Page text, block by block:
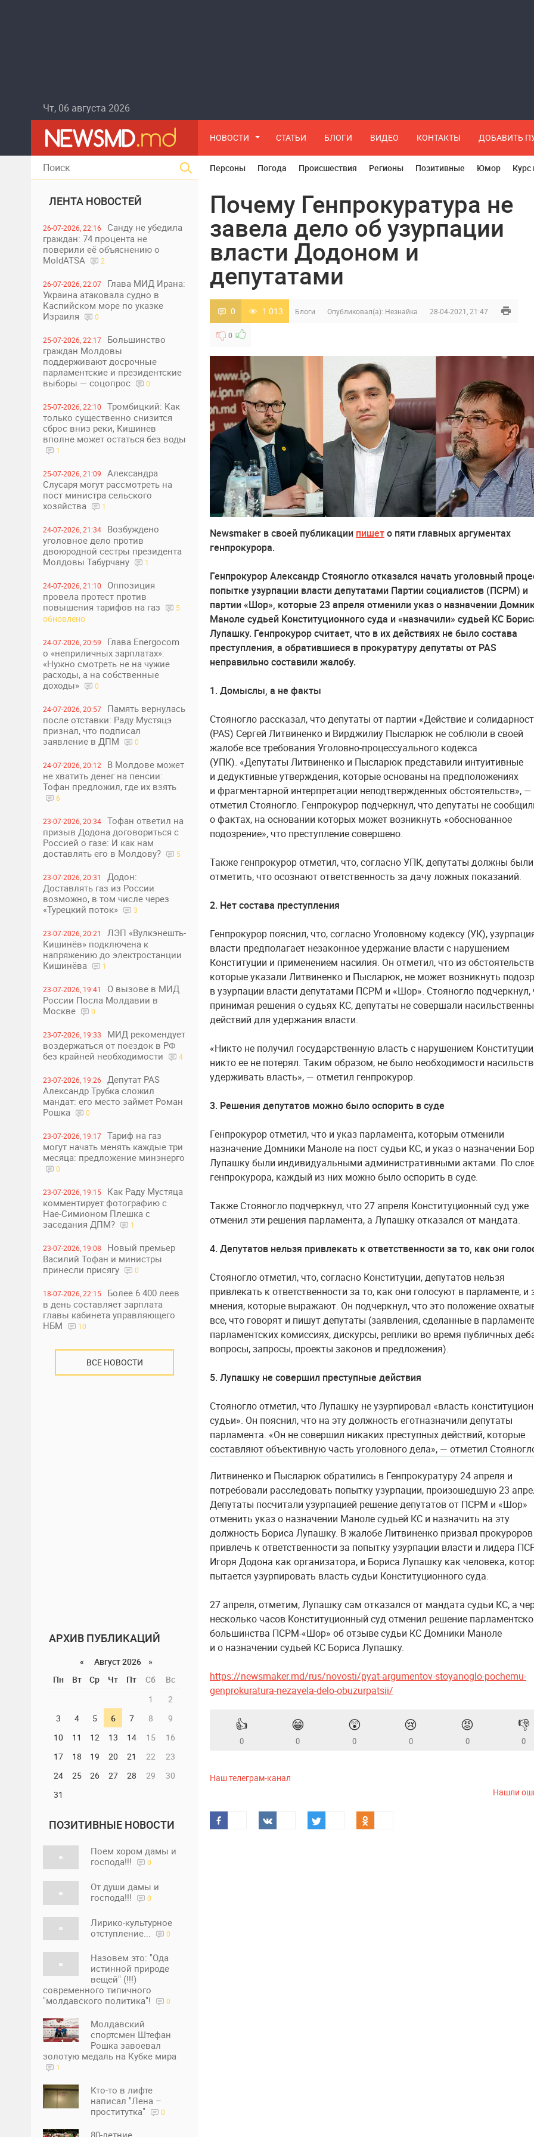
Чт, 06 августа 2026
НОВОСТИ СТАТЬИ БЛОГИ ВИДЕО КОНТАКТЫ ДОБАВИТЬ
ЛЕНТА НОВОСТЕЙ
26-07-2026, 22:16
Санду не убедила
граждан: 74 процента не
поверили её объяснению о
MoldATSA
2
26-07-2026, 22:07
Глава МИД Ирана:
Украина атаковала судно в
Каспийском море по указке
Израиля
0
25-07-2026, 22:17
Большинство
граждан Молдовы
поддерживают досрочные
парламентские и президентские
выборы — соцопрос
0
25-07-2026, 22:10
Тромбицкий: Как
только существенно снизится
сброс вниз реки, Кишинев
вполне может остаться без воды
1
25-07-2026, 21:09
Александра
Слусаря могут рассмотреть на
пост министра сельского
хозяйства
1
24-07-2026, 21:34
Возбуждено
уголовное дело против
двоюродной сестры президента
Молдовы Табурчану
1
24-07-2026, 21:10
Оппозиция
провела протест против
повышения тарифов на газ
5
обновлено
24-07-2026, 20:59
Глава Energocom
о «неприличных зарплатах»:
«Нужно смотреть не на чужие
расходы, а на собственные
доходы»
0
24-07-2026, 20:57
Память вернулась
после отставки: Раду Мустяцэ
признал, что подписал
заявление в ДПМ
0
24-07-2026, 20:12
В Молдове может
не хватить денег на пенсии:
Тофан предложил, где их взять
6
23-07-2026, 20:34
Тофан ответил на
призыв Додона договориться с
Россией о газе: И как нам
доставлять его в Молдову?
5
23-07-2026, 20:31
Додон:
Доставлять газ из России
возможно, в том числе через
«Турецкий поток»
3
23-07-2026, 20:21
ЛЭП «Вулкэнешть-
Кишинёв» подключена к
напряжению до электростанции
Кишинёва
1
23-07-2026, 19:41
О вызове в МИД
России Посла Молдавии в
Москве
0
23-07-2026, 19:33
МИД рекомендует
воздержаться от поездок в РФ
без крайней необходимости
4
23-07-2026, 19:26
Депутат PAS
Александр Трубка сложил
мандат: его место займет Роман
Рошка
0
23-07-2026, 19:17
Тариф на газ
могут начать менять каждые три
месяца: предложение минэнерго
0
23-07-2026, 19:15
Как Раду Мустяца
комментирует фотографию с
Нае-Симионом Плешка с
заседания ДПМ?
1
23-07-2026, 19:08
Новый премьер
Василий Тофан и министры
принесли присягу
0
18-07-2026, 22:15
Более 6 400 леев
в день составляет зарплата
главы кабинета управляющего
НБМ
10
ВСЕ НОВОСТИ
АРХИВ ПУБЛИКАЦИЙ
«
Август 2026 »
Пн
Вт Ср Чт Пт Сб
Вс
1
2
3
4 5 6 7 8
9
10
11 12 13 14 15
16
17
18 19 20 21 22
23
24
25 26 27 28 29
30
31
ПОЗИТИВНЫЕ НОВОСТИ
Поем хором дамы и
господа!!!
0
От души дамы и
господа!!!
0
Лирико-культурное
отступление...
0
Назовем это: "Ода
истинной природе
вещей" (!!!)
современного типичного
"молдавского политика"!
0
Молдавский
спортсмен Штефан
Рошка завоевал
золотую медаль на Кубке мира
1
Кто-то в лифте
написал "Лена –
проститутка"
0
Персоны Погода Происшествия Регионы Позитивные Юмор
Почему Генпрокуратура не
завела дело об узурпации
власти Додоном и
депутатами
0 1 013 Блоги Опубликовал(а): Незнайка 28-04-2021, 21:47
0
Newsmaker в своей публикации пишето пяти главных аргументах
генпрокурора.
Генпрокурор Александр Стояногло отказался начать уголовный
попытке узурпации власти депутатами Партии социалистов (ПСРМ) и
партии «Шор», которые 23 апреля отменили указ о назначении
Маноле судьей Конституционного суда и «назначили» судьей КС
Лупашку. Генпрокурор считает, что в их действиях не было состава
преступления, а обратившиеся в прокуратуру депутаты от PAS
неправильно составили жалобу.
1. Домыслы, а не факты
Стояногло рассказал, что депутаты от партии «Действие и
(PAS) Сергей Литвиненко и Вирджилиу Пысларюк не соблюли в своей
жалобе все требования Уголовно-процессуального кодекса
(УПК). «Депутаты Литвиненко и Пысларюк представили интуитивные
и дедуктивные утверждения, которые основаны на предположениях
и фрагментарной интерпретации неподтвержденных обстоятельств», —
отметил Стояногло. Генпрокурор подчеркнул, что депутаты не
о фактах, на основании которых может возникнуть «обоснованное
подозрение», что преступление совершено.
Также генпрокурор отметил, что, согласно УПК, депутаты должны были
отметить, что осознают ответственность за дачу ложных показаний.
2. Нет состава преступления
Генпрокурор пояснил, что, согласно Уголовному кодексу (УК),
власти предполагает незаконное удержание власти с нарушением
Конституции и применением насилия. Он отметил, что из
которые указали Литвиненко и Пысларюк, не может возникнуть
в узурпации власти депутатами ПСРМ и «Шор». Стояногло подчеркнул,
принимая решения о судьях КС, депутаты не совершали
действий для удержания власти.
«Никто не получил государственную власть с нарушением
никто ее не потерял. Таким образом, не было необходимости
удерживать власть», — отметил генпрокурор.
3. Решения депутатов можно было оспорить в суде
Генпрокурор отметил, что и указ парламента, которым отменили
назначение Домники Маноле на пост судьи КС, и указ о назначении
Лупашку были индивидуальными административными актами. По
генпрокурора, каждый из них можно было оспорить в суде.
Также Стояногло подчеркнул, что 27 апреля Конституционный суд уже
отменил эти решения парламента, а Лупашку отказался от мандата.
4. Депутатов нельзя привлекать к ответственности за то, как они
Стояногло отметил, что, согласно Конституции, депутатов нельзя
привлекать к ответственности за то, как они голосуют в парламенте, и
мнения, которые выражают. Он подчеркнул, что это положение
все, что говорят и пишут депутаты (заявления, сделанные в
парламентских комиссиях, дискурсы, реплики во время публичных
вопросы, запросы, проекты законов и предложения).
5. Лупашку не совершил преступные действия
Стояногло отметил, что Лупашку не узурпировал «власть
судьи». Он пояснил, что на эту должность еготназначили депутаты
парламента. «Он не совершил никаких преступных действий, которые
составляют объективную часть уголовного дела», — отметил
Литвиненко и Пысларюк обратились в Генпрокуратуру 24 апреля и
потребовали расследовать попытку узурпации, произошедшую 23
Депутаты посчитали узурпацией решение депутатов от ПСРМ и «Шор»
отменить указ о назначении Маноле судьей КС и назначить на эту
должность Бориса Лупашку. В жалобе Литвиненко призвал прокуроров
привлечь к ответственности за попытку узурпации власти и лидера
Игоря Додона как организатора, и Бориса Лупашку как человека,
пытается узурпировать власть судьи Конституционного суда.
27 апреля, отметим, Лупашку сам отказался от мандата судьи КС, а
несколько часов Конституционный суд отменил решение
большинства ПСРМ-«Шор» об отзыве судьи КС Домники Маноле
и о назначении судьей КС Бориса Лупашку.
https://newsmaker.md/rus/novosti/pyat-argumentov-stoyanoglo-pochemu-
genprokuratura-nezavela-delo-obuzurpatsii/
👍
0
😁
0
😲
0
😢
0
😡
0
👎
0
Наш телеграм-канал
Нашли